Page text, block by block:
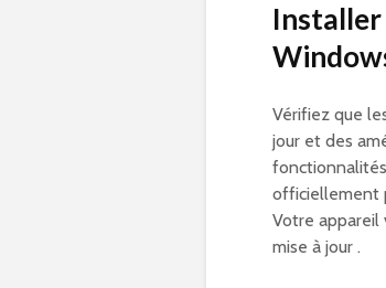
Installer
Vérifiez que
jour et des
officiellement
Votre appareil
mise à jour .